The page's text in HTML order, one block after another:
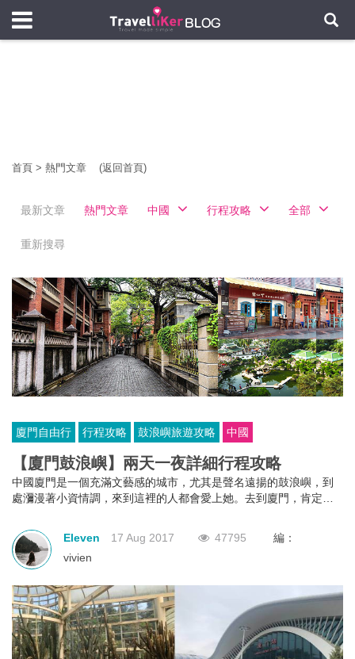
首頁 > 熱門文章 (返回首頁)
最新文章 熱門文章 中國 行程攻略 全部
重新搜尋
廈門自由行 行程攻略 鼓浪嶼旅遊攻略 中國
【廈門鼓浪嶼】兩天一夜詳細行程攻略
中國廈門是一個充滿文藝感的城市，尤其是聲名遠揚的鼓浪嶼，到
處瀰漫著小資情調，來到這裡的人都會愛上她。去到廈門，肯定少
Eleven
17 Aug 2017 47795
編：
vivien